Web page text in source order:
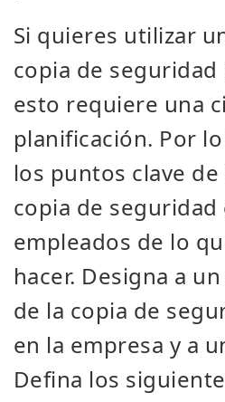
Si quieres utilizar
copia de
esto requiere una
planificación. Por
los puntos clave
copia de
empleados de lo
hacer. Designa a
de la copia de
en la empresa y a
Defina los